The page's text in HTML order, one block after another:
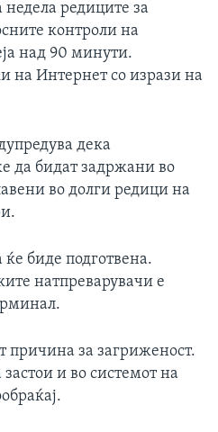
редиците за
контроли на
над 90 минути.
на Интернет со изрази на
дека
да бидат задржани во
во долги редици на
биде подготвена.
натпреварувачи е
причина за загриженост.
и во системот на